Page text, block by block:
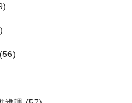
(56)